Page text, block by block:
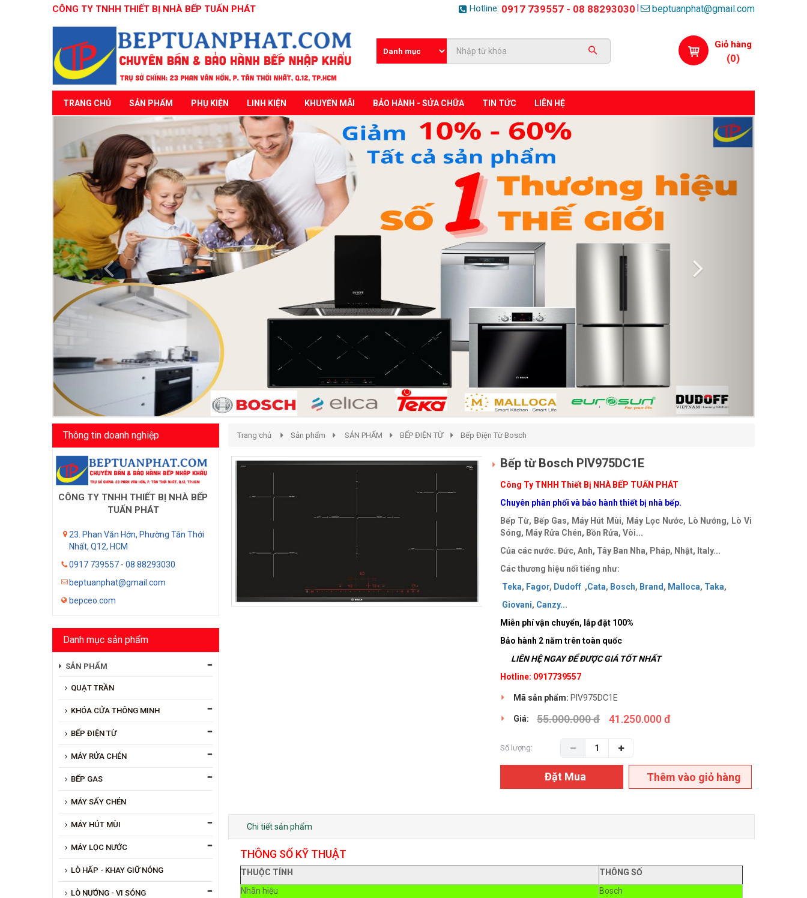
CÔNG TY TNHH THIẾT BỊ NHÀ BẾP TUẤN PHÁT Hotline: 0917 739557 - 08 88293030 beptuanphat@gmail.com
Giỏ hàng
(0)
TRANG CHỦ SẢN PHẨM PHỤ KIỆN LINH KIỆN KHUYẾN MÃI BẢO HÀNH - SỬA CHỮA TIN TỨC LIÊN HỆ
Previous Next
Thông tin doanh nghiệp
CÔNG TY TNHH THIẾT BỊ NHÀ BẾP
TUẤN PHÁT
23. Phan Văn Hớn, Phường Tân Thới
Nhất, Q12, HCM
0917 739557 - 08 88293030
beptuanphat@gmail.com
bepceo.com
Danh mục sản phẩm
SẢN PHẨM
QUẠT TRẦN
KHÓA CỬA THÔNG MINH
BẾP ĐIỆN TỪ
MÁY RỬA CHÉN
BẾP GAS
MÁY SẤY CHÉN
MÁY HÚT MÙI
MÁY LỌC NƯỚC
LÒ HẤP - KHAY GIỮ NÓNG
LÒ NƯỚNG - VI SÓNG
Trang chủ Sản phẩm SẢN PHẨM BẾP ĐIỆN TỪ Bếp Điện Từ Bosch
Bếp từ Bosch PIV975DC1E
Công Ty TNHH Thiết Bị NHÀ BẾP TUẤN PHÁT
Chuyên phân phối và bảo hành thiết bị nhà bếp.
Bếp Từ, Bếp Gas, Máy Hút Mùi, Máy Lọc Nước, Lò Nướng, Lò Vi
Sóng, Máy Rửa Chén, Bồn Rửa, Vòi...
Của các nước. Đức, Anh, Tây Ban Nha, Pháp, Nhật, Italy...
Các thương hiệu nổi tiếng như:
Teka, Fagor, Dudoff ,Cata, Bosch, Brand, Malloca, Taka,
Giovani, Canzy...
Miễn phí vận chuyển, lắp đặt 100%
Bảo hành 2 năm trên toàn quốc
LIÊN HỆ NGAY ĐỂ ĐƯỢC GIÁ TỐT NHẤT
Hotline: 0917739557
Mã sản phẩm: PIV975DC1E
Giá: 55.000.000 đ 41.250.000 đ
Số lượng:
Đặt Mua Thêm vào giỏ hàng
Chi tiết sản phẩm
THÔNG SỐ KỸ THUẬT
THUỘC TÍNH
THÔNG SỐ
Nhãn hiệu
Bosch